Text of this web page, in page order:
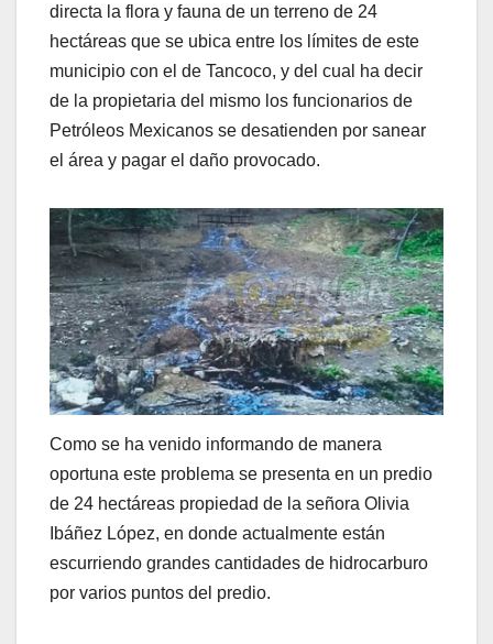
directa la flora y fauna de un terreno de 24
hectáreas que se ubica entre los límites de este
municipio con el de Tancoco, y del cual ha decir
de la propietaria del mismo los funcionarios de
Petróleos Mexicanos se desatienden por sanear
el área y pagar el daño provocado.
Como se ha venido informando de manera
oportuna este problema se presenta en un predio
de 24 hectáreas propiedad de la señora Olivia
Ibáñez López, en donde actualmente están
escurriendo grandes cantidades de hidrocarburo
por varios puntos del predio.